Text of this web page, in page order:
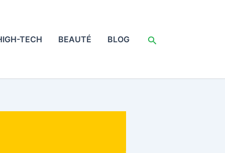
TECH BEAUTÉ BLOG Rechercher